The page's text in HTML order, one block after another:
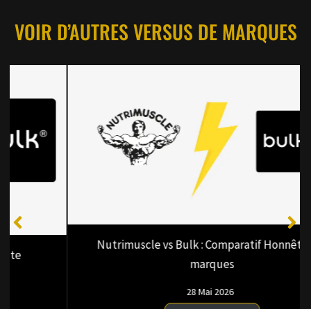
VOIR D’AUTRES VERSUS DE MARQUES
Nutrimuscle vs Bulk : Comparatif Honnête des